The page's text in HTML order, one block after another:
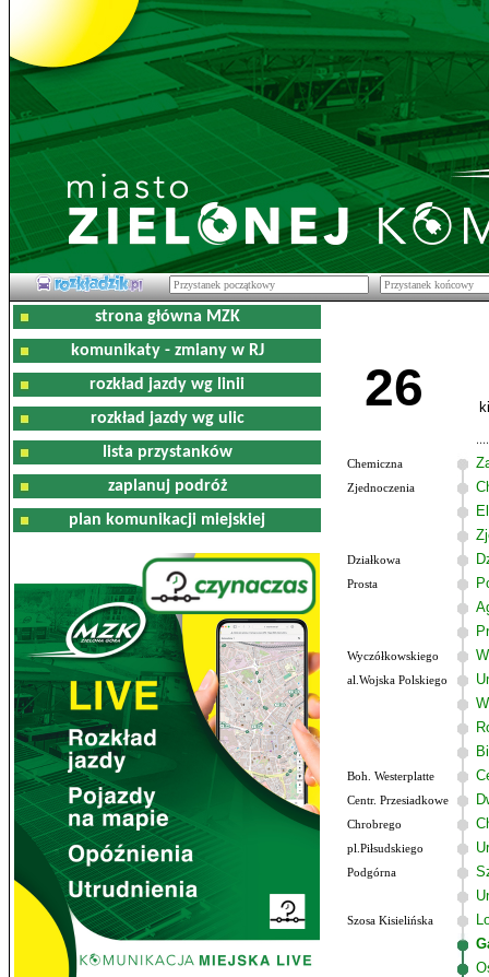
strona główna MZK
komunikaty - zmiany w RJ
rozkład jazdy wg linii
rozkład jazdy wg ulic
lista przystanków
zaplanuj podróż
plan komunikacji miejskiej
26
Chemiczna
Zjednoczenia
Działkowa
Prosta
Wyczółkowskiego
al.Wojska Polskiego
Boh. Westerplatte
Centr. Przesiadkowe
Chrobrego
pl.Piłsudskiego
Podgórna
Szosa Kisielińska